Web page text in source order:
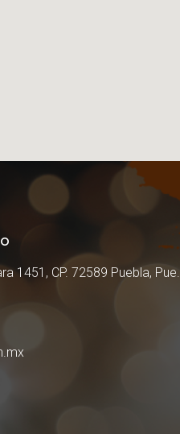
1451, CP. 72589 Puebla, Pue.